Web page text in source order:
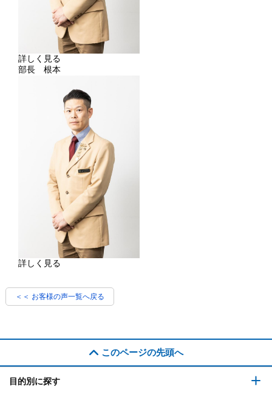
詳しく見る
部長 根本
詳しく見る
＜＜ お客様の声一覧へ戻る
このページの先頭へ
目的別に探す